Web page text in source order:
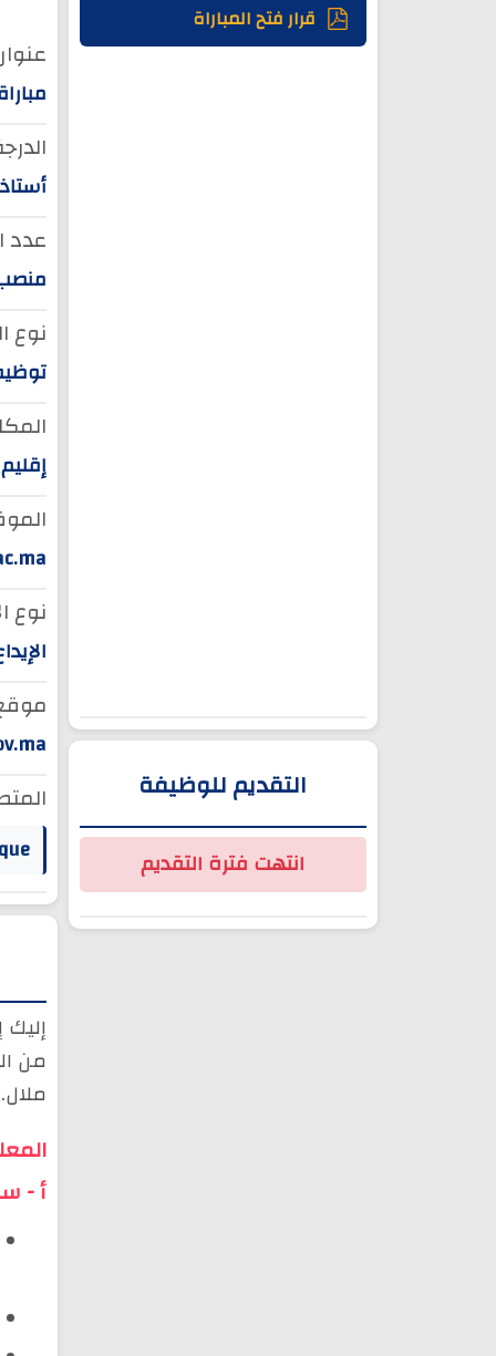
قرار فتح المباراة
التقديم للوظيفة
انتهت فترة التقديم
عدد
منصب
نوع
نوع
ملال.
أ - سلم 11 | جامعة السلطان